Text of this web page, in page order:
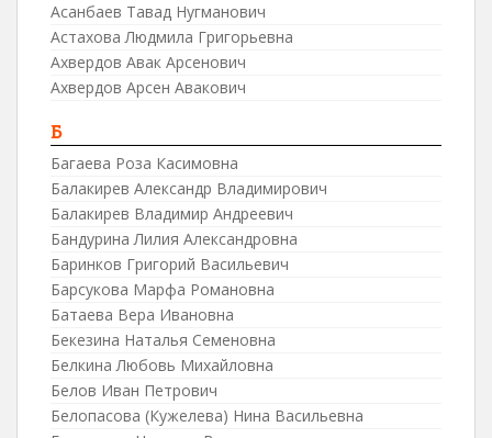
Асанбаев Тавад Нугманович
Астахова Людмила Григорьевна
Ахвердов Авак Арсенович
Ахвердов Арсен Авакович
Б
Багаева Роза Касимовна
Балакирев Александр Владимирович
Балакирев Владимир Андреевич
Бандурина Лилия Александровна
Баринков Григорий Васильевич
Барсукова Марфа Романовна
Батаева Вера Ивановна
Бекезина Наталья Семеновна
Белкина Любовь Михайловна
Белов Иван Петрович
Белопасова (Кужелева) Нина Васильевна